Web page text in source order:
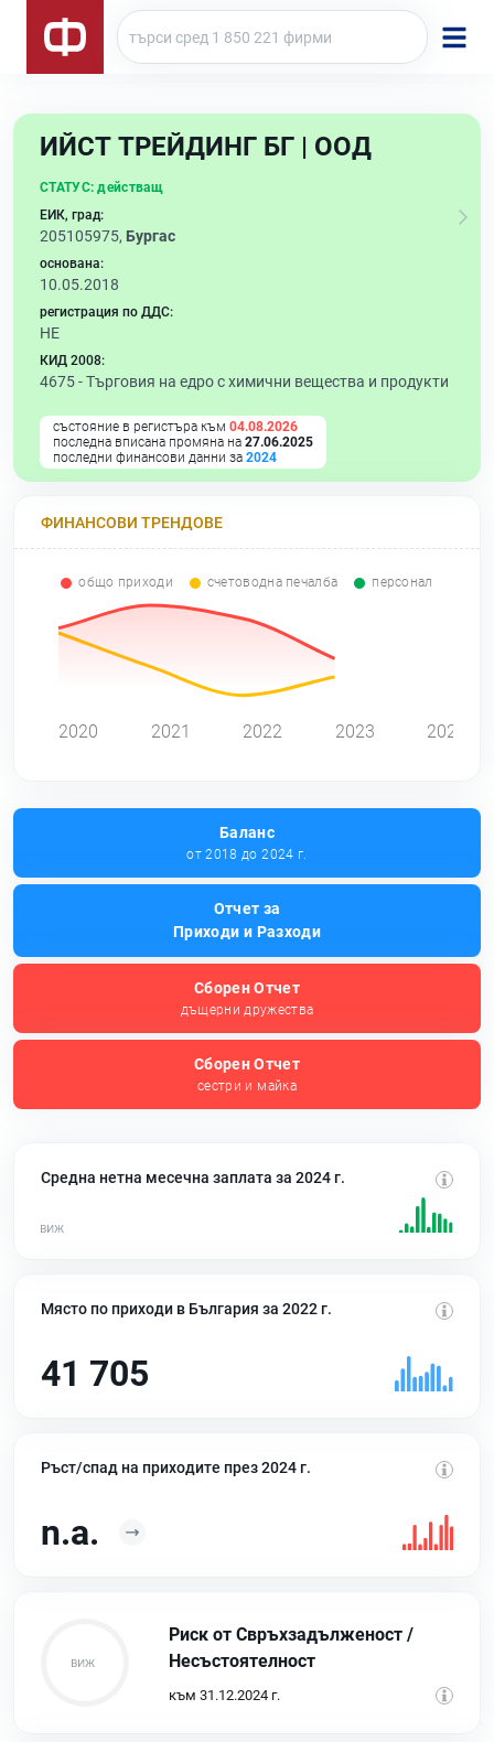
ИЙСТ ТРЕЙДИНГ БГ | ООД
СТАТУС: действащ
ЕИК, град:
205105975, Бургас
основана:
10.05.2018
регистрация по ДДС:
НЕ
КИД 2008:
4675 -Търговия на едро с химични вещества и продукти
състояние в регистъра към 04.08.2026
последна вписана промяна на 27.06.2025
последни финансови данни за 2024
ФИНАНСОВИ ТРЕНДОВЕ
общо приходи счетоводна печалба персонал
2020 2021 2022 2023 2024
Баланс
от 2018 до 2024 г.
Отчет за
Приходи и Разходи
Сборен Отчет
дъщерни дружества
Сборен Отчет
сестри и майка
Средна нетна месечна заплата за 2024 г.
Място по приходи в България за 2022 г.
41 705
Ръст/спад на приходите през 2024 г.
n.a.
Риск от Свръхзадълженост /
Несъстоятелност
към 31.12.2024 г.